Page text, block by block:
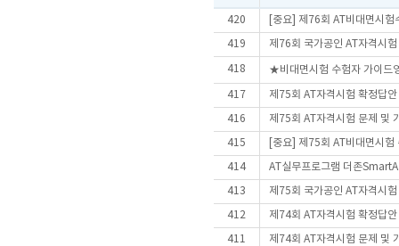
420 [중요] 제76회 AT비대면시험
419 제76회 국가공인 AT자격시
418 ★비대면시험 수험자 가이드
417 제75회 AT자격시험 확정답
416 제75회 AT자격시험 문제 및
415 [중요] 제75회 AT비대면시험
414 AT실무프로그램 더존
413 제75회 국가공인 AT자격시
412 제74회 AT자격시험 확정답
411 제74회 AT자격시험 문제 및